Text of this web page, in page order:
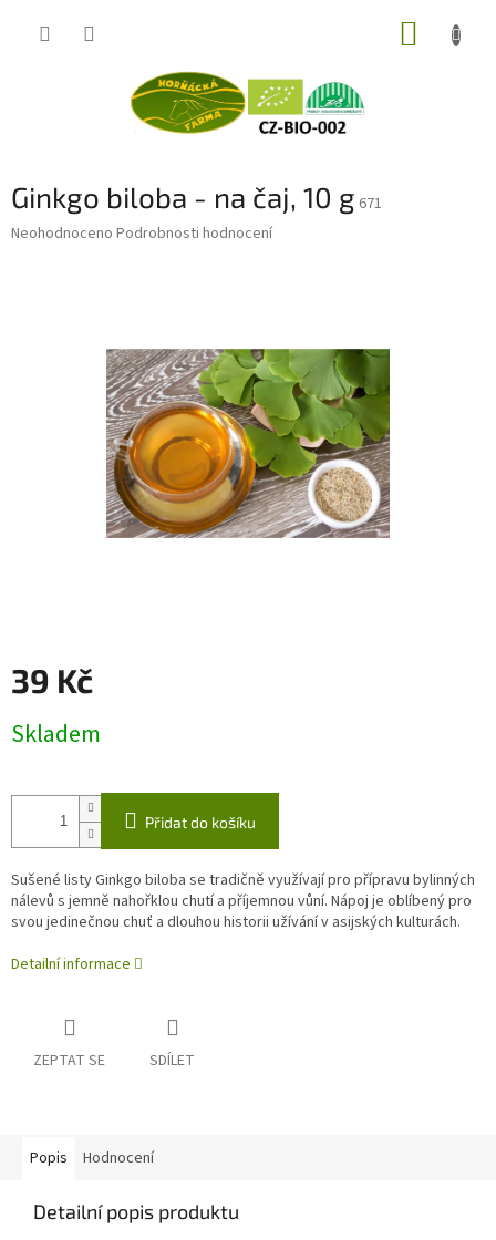
Ginkgo biloba - na čaj, 10 g 671
Průměrné
Neohodnoceno Podrobnosti hodnocení
39 Kč
cena:
Skladem
Přidat do košíku
Sušené listy Ginkgo biloba se tradičně využívají pro přípravu bylinných
nálevů s jemně nahořklou chutí a příjemnou vůní. Nápoj je oblíbený pro
svou jedinečnou chuť a dlouhou historii užívání v asijských kulturách.
Detailní informace
ZEPTAT SE SDÍLET
Popis Hodnocení
Detailní popis produktu